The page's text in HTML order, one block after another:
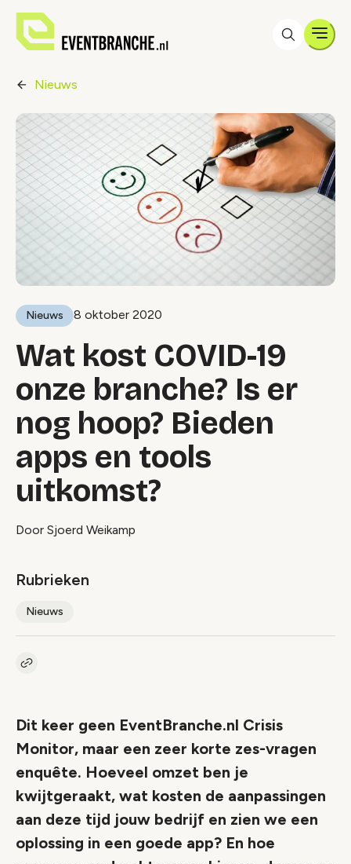
Nieuws
Nieuws 8 oktober 2020
Wat kost COVID-19
onze branche? Is er
nog hoop? Bieden
apps en tools
uitkomst?
Door Sjoerd Weikamp
Rubrieken
Nieuws
Kopieer link naar artikel
Dit keer geen EventBranche.nl Crisis
Monitor, maar een zeer korte zes-vragen
enquête. Hoeveel omzet ben je
kwijtgeraakt, wat kosten de aanpassingen
aan deze tijd jouw bedrijf en zien we een
oplossing in een goede app? En hoe